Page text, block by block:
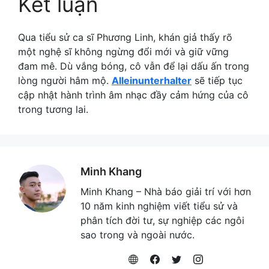
Qua tiểu sử ca sĩ Phương Linh, khán giả thấy rõ
một nghệ sĩ không ngừng đổi mới và giữ vững
đam mê. Dù vắng bóng, cô vẫn để lại dấu ấn trong
lòng người hâm mộ. Alleinunterhalter sẽ tiếp tục
cập nhật hành trình âm nhạc đầy cảm hứng của cô
trong tương lai.
Minh Khang
Minh Khang – Nhà báo giải trí với hơn
10 năm kinh nghiệm viết tiểu sử và
phân tích đời tư, sự nghiệp các ngôi
sao trong và ngoài nước.